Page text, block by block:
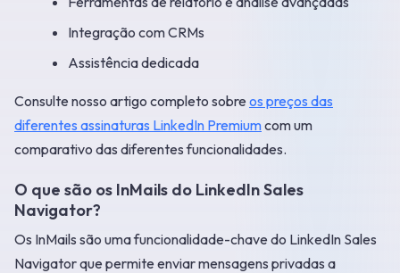
Integração com CRMs
Assistência dedicada
Consulte nosso artigo completo sobre os preços das
diferentes assinaturas LinkedIn Premiumcom um
comparativo das diferentes funcionalidades.
O que são os InMails do LinkedIn Sales
Navigator?
Os InMails são uma funcionalidade-chave do LinkedIn Sales
Navigator que permite enviar mensagens privadas a